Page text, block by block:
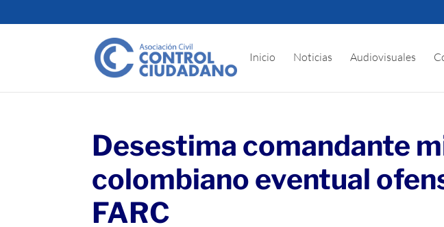
Inicio Noticias Audiovisuales
Desestima comandante
colombiano eventual
FARC